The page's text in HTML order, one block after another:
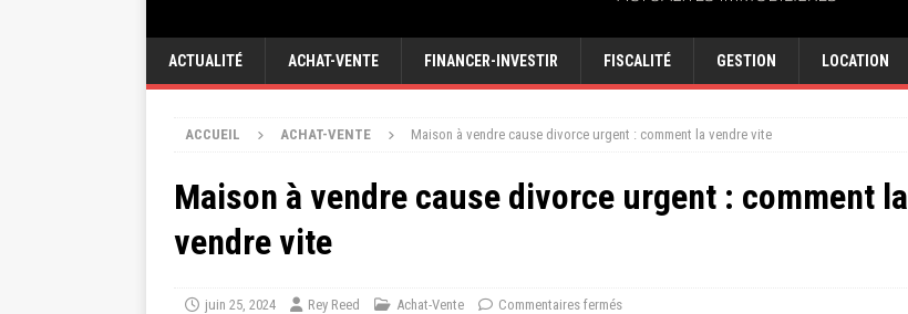
ACTUALITÉ ACHAT-VENTE FINANCER-INVESTIR FISCALITÉ GESTION LOCATION
ACCUEIL ACHAT-VENTE Maison à vendre cause divorce urgent : comment la vendre vite
Maison à vendre cause divorce urgent : comment la
vendre vite
juin 25, 2024 Rey Reed Achat-Vente Commentaires fermés